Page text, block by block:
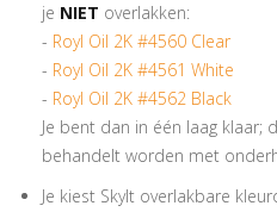
je NIET overlakken:
- Royl Oil 2K #4560 Clear
- Royl Oil 2K #4561 White
- Royl Oil 2K #4562 Black
Je bent dan in één laag klaar;
behandelt worden met
Je kiest Skylt overlakbare